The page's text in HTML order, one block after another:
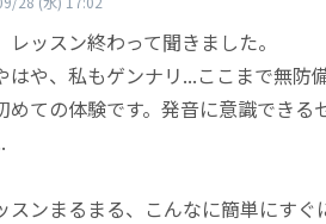
レッスン終わって聞きました。
はや、私もゲンナリ...ここまで無
めての体験です。発音に意識でき
スンまるまる、こんなに簡単にす